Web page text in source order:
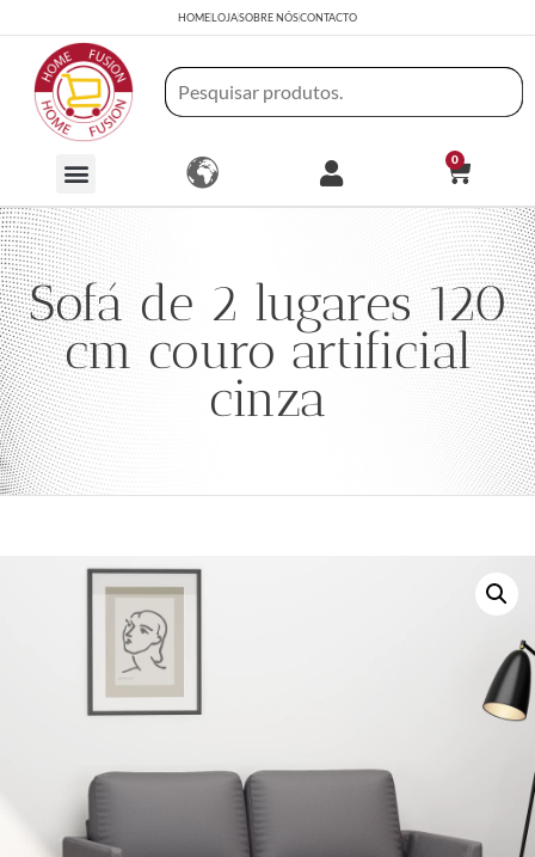
HOMELOJASOBRE NÓSCONTACTO
0
Sofá de 2 lugares 120
cm couro artificial
cinza